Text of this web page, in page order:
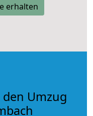
erhalten
Umzug